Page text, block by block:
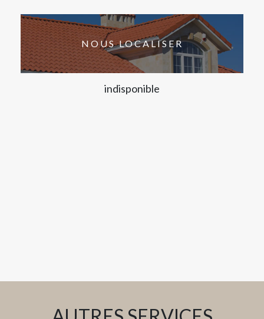
NOUS LOCALISER
indisponible